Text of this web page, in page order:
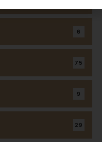
6
75
9
29